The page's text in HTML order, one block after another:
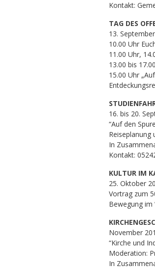
Kontakt:
TAG DES
13.
10.00 Uhr
11.00 Uhr,
13.00 bis
15.00 Uhr
16. bis 20.
“Auf den
Reiseplanung
In
Kontakt:
KULTUR IM
25. Oktober
Vortrag zum
Bewegung im
November
“Kirche und
Moderation:
In